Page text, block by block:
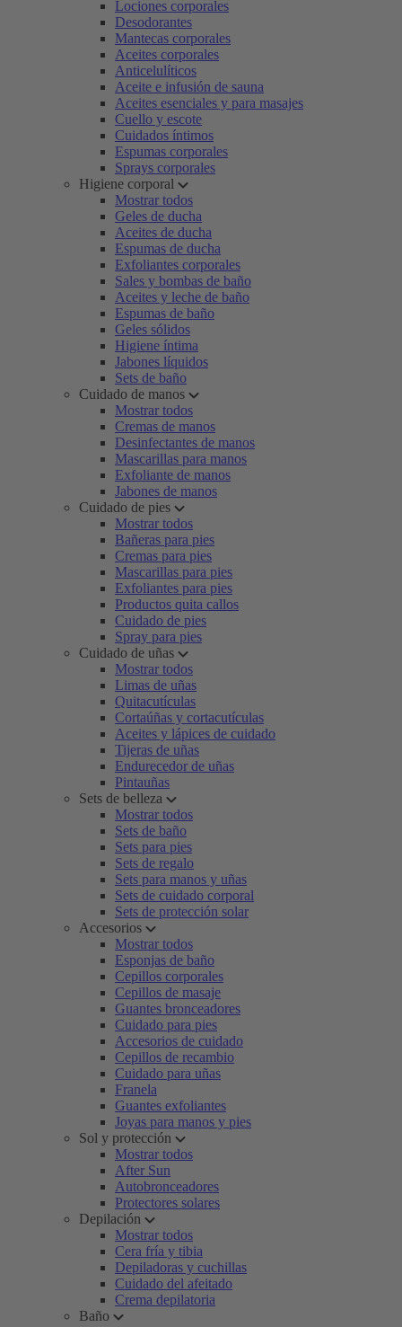
Lociones corporales
Desodorantes
Mantecas corporales
Aceites corporales
Anticelulíticos
Aceite e infusión de sauna
Aceites esenciales y para masajes
Cuello y escote
Cuidados íntimos
Espumas corporales
Sprays corporales
Higiene corporal
Mostrar todos
Geles de ducha
Aceites de ducha
Espumas de ducha
Exfoliantes corporales
Sales y bombas de baño
Aceites y leche de baño
Espumas de baño
Geles sólidos
Higiene íntima
Jabones líquidos
Sets de baño
Cuidado de manos
Mostrar todos
Cremas de manos
Desinfectantes de manos
Mascarillas para manos
Exfoliante de manos
Jabones de manos
Cuidado de pies
Mostrar todos
Bañeras para pies
Cremas para pies
Mascarillas para pies
Exfoliantes para pies
Productos quita callos
Cuidado de pies
Spray para pies
Cuidado de uñas
Mostrar todos
Limas de uñas
Quitacutículas
Cortaúñas y cortacutículas
Aceites y lápices de cuidado
Tijeras de uñas
Endurecedor de uñas
Pintauñas
Sets de belleza
Mostrar todos
Sets de baño
Sets para pies
Sets de regalo
Sets para manos y uñas
Sets de cuidado corporal
Sets de protección solar
Accesorios
Mostrar todos
Esponjas de baño
Cepillos corporales
Cepillos de masaje
Guantes bronceadores
Cuidado para pies
Accesorios de cuidado
Cepillos de recambio
Cuidado para uñas
Franela
Guantes exfoliantes
Joyas para manos y pies
Sol y protección
Mostrar todos
After Sun
Autobronceadores
Protectores solares
Depilación
Mostrar todos
Cera fría y tibia
Depiladoras y cuchillas
Cuidado del afeitado
Crema depilatoria
Baño